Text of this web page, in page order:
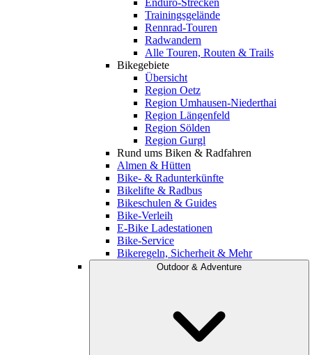
Enduro-Strecken
Trainingsgelände
Rennrad-Touren
Radwandern
Alle Touren, Routen & Trails
Bikegebiete
Übersicht
Region Oetz
Region Umhausen-Niederthai
Region Längenfeld
Region Sölden
Region Gurgl
Rund ums Biken & Radfahren
Almen & Hütten
Bike- & Radunterkünfte
Bikelifte & Radbus
Bikeschulen & Guides
Bike-Verleih
E-Bike Ladestationen
Bike-Service
Bikeregeln, Sicherheit & Mehr
Outdoor & Adventure